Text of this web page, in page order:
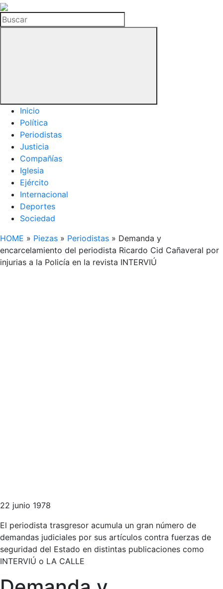
La
Hemeroteca
del
Buscar
Inicio
Política
Periodistas
Justicia
Compañías
Iglesia
Ejército
Internacional
Deportes
Sociedad
HOME » Piezas » Periodistas » Demanda y
encarcelamiento del periodista Ricardo Cid Cañaveral por
injurias a la Policía en la revista INTERVIÚ
22 junio 1978
El periodista trasgresor acumula un gran número de
demandas judiciales por sus artículos contra fuerzas de
seguridad del Estado en distintas publicaciones como
INTERVIÚ o LA CALLE